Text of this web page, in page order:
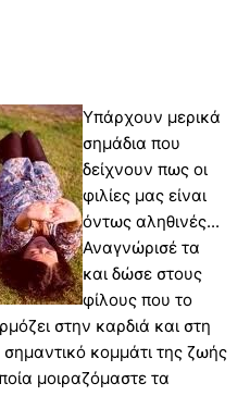
Υπάρχουν μερικά
σημάδια που
δείχνουν πως οι
φιλίες μας είναι
όντως αληθινές...
Αναγνώρισέ τα
και δώσε στους
φίλους που το
στην καρδιά και στη
κομμάτι της ζωής
μοιραζόμαστε τα